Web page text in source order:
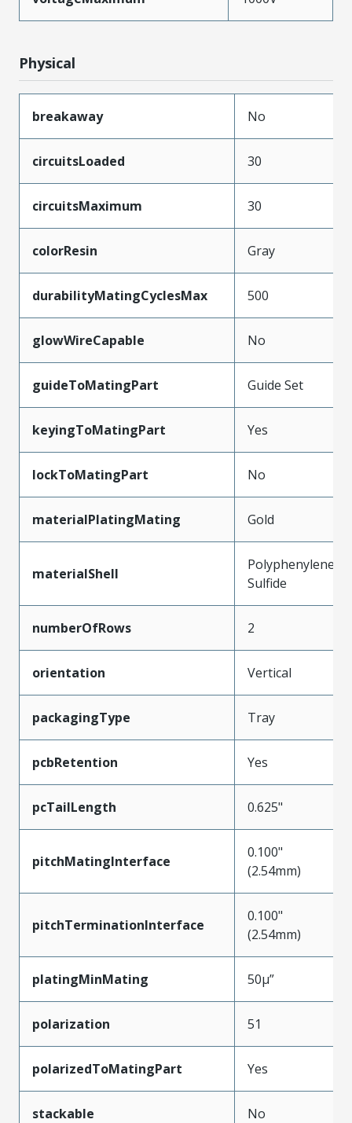
Physical
breakaway No
circuitsLoaded 30
circuitsMaximum 30
colorResin Gray
durabilityMatingCyclesMax 500
glowWireCapable No
guideToMatingPart Guide Set
keyingToMatingPart Yes
lockToMatingPart No
materialPlatingMating Gold
materialShell
Polyphenylene
Sulfide
numberOfRows 2
orientation Vertical
packagingType Tray
pcbRetention Yes
pcTailLength 0.625"
pitchMatingInterface
0.100"
(2.54mm)
pitchTerminationInterface
0.100"
(2.54mm)
platingMinMating 50µ”
polarization 51
polarizedToMatingPart Yes
stackable No